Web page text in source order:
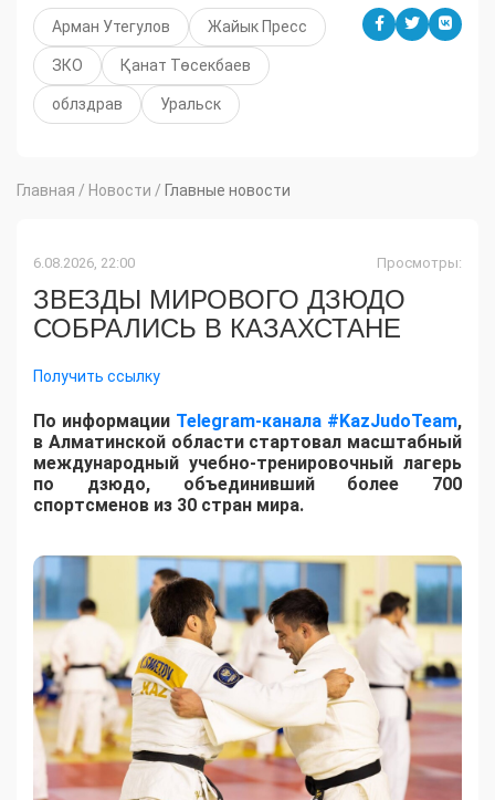
Арман Утегулов Жайык Пресс
ЗКО Қанат Төсекбаев
облздрав Уральск
Главная / Новости / Главные новости
6.08.2026, 22:00 Просмотры:
ЗВЕЗДЫ МИРОВОГО ДЗЮДО
СОБРАЛИСЬ В КАЗАХСТАНЕ
Получить ссылку
По информации Telegram-канала #KazJudoTeam,
в Алматинской области стартовал масштабный
международный учебно-тренировочный лагерь
по дзюдо, объединивший более 700
спортсменов из 30 стран мира.